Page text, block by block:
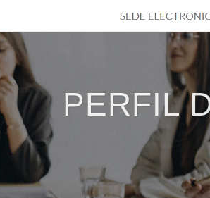
PERFIL